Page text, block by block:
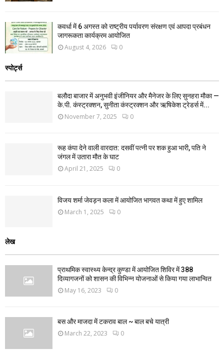
कवर्धा में 6 अगस्त को राष्ट्रीय पर्यावरण संरक्षण एवं आपदा प्रबंधन
जागरूकता कार्यक्रम आयोजित
August 4, 2026 0
स्पोर्ट्स
बलौदा बाजार में अनुभवी इंजीनियर और मैनेजर के लिए सुनहरा मौका —
के.पी. कंस्ट्रक्शन, सुनीता कंस्ट्रक्शन और ऋषिकेश ट्रेडर्स में...
November 7, 2025 0
रूह कंपा देने वाली वारदात: दसवीं पत्नी पर शक हुआ भारी, पति ने
जंगल में उतारा मौत के घाट
April 21, 2025 0
विजय शर्मा जेवड़न कला में आयोजित भागवत कथा में हुए शामिल
March 1, 2025 0
लेख
प्राथमिक स्वास्थ्य केन्द्र कुण्डा में आयोजित शिविर में 388
दिव्यागजनों को शासन की विभिन्न योजनाओं से किया गया लाभान्वित
May 16, 2023 0
बस और माजदा में टकराव बाल ~ बाल बचे यात्री
March 22, 2023 0